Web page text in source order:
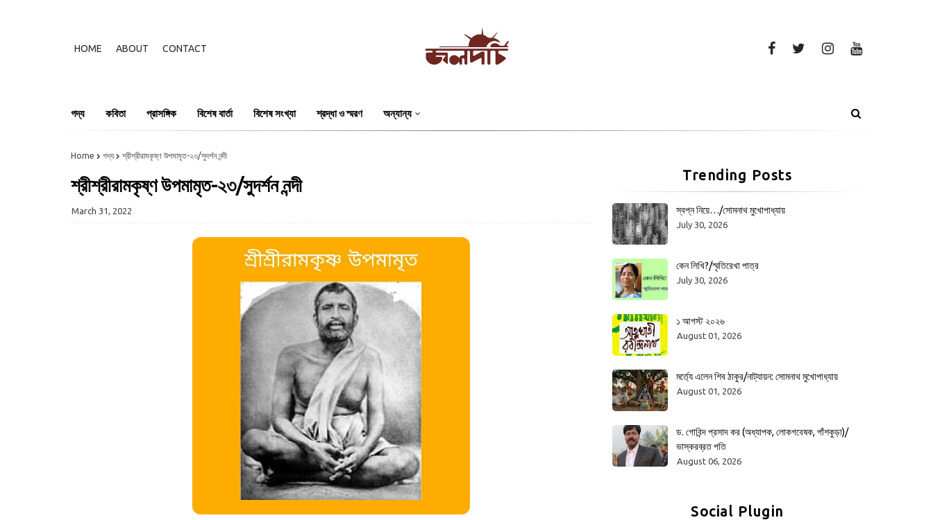
HOME ABOUT CONTACT
গদ্য কবিতা প্রাসঙ্গিক বিশেষ বার্তা বিশেষ সংখ্যা শ্রদ্ধা ও স্মরণ অন্যান্য
Home গদ্য শ্রীশ্রীরামকৃষ্ণ উপমামৃত-২৩/সুদর্শন নন্দী
শ্রীশ্রীরামকৃষ্ণ উপমামৃত-২৩/সুদর্শন নন্দী
March 31, 2022
Trending Posts
স্বপ্ন নিয়ে…/সোমনাথ মুখোপাধ্যায়
July 30, 2026
কেন লিখি?/স্মৃতিরেখা পাত্র
July 30, 2026
১ আগস্ট ২০২৬
August 01, 2026
মর্ত্যে এলেন শিব ঠাকুর/নাট্যায়ন: সোমনাথ মুখোপাধ্যায়
August 01, 2026
ড. গোবিন্দ প্রসাদ কর (অধ্যাপক, লোকগবেষক, পাঁশকুড়া)/
ভাস্করব্রত পতি
August 06, 2026
Social Plugin